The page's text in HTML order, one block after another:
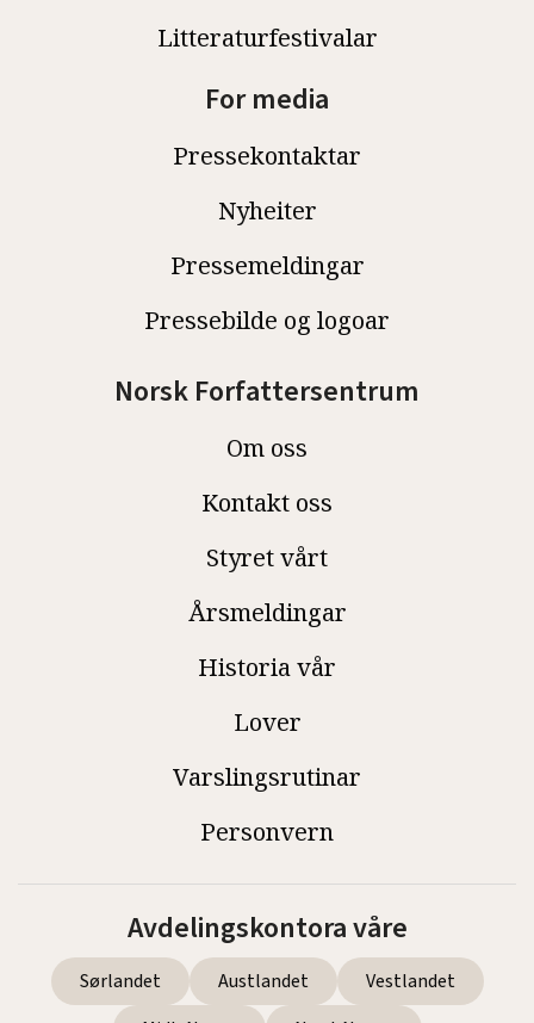
Litteraturfestivalar
For media
Pressekontaktar
Nyheiter
Pressemeldingar
Pressebilde og logoar
Norsk Forfattersentrum
Om oss
Kontakt oss
Styret vårt
Årsmeldingar
Historia vår
Lover
Varslingsrutinar
Personvern
Avdelingskontora våre
Sørlandet Austlandet
Vestlandet